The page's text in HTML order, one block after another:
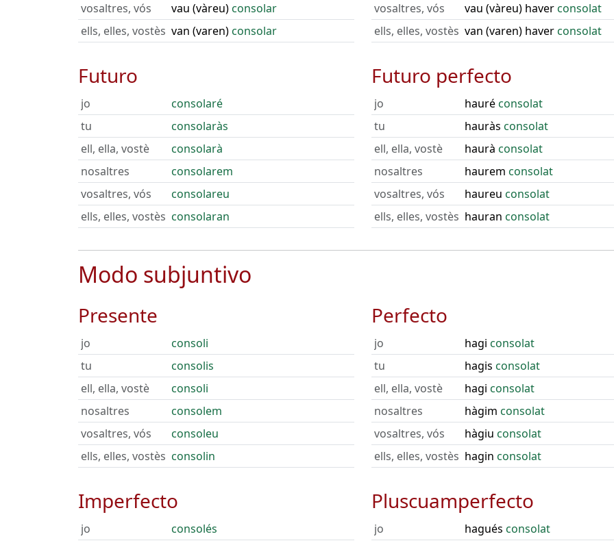
vosaltres, vós
vau (vàreu)consolar
ells, elles, vostès van (varen)consolar
Futuro
jo
consolaré
tu
consolaràs
ell, ella, vostè
consolarà
nosaltres
consolarem
vosaltres, vós
consolareu
ells, elles, vostès consolaran
vosaltres, vós
vau (vàreu) haverconsolat
ells, elles, vostès van (varen) haverconsolat
Futuro perfecto
jo hauréconsolat
tu
hauràs consolat
ell, ella, vostè
haurà consolat
nosaltres
haurem consolat
vosaltres, vós
haureu consolat
ells, elles, vostès hauran consolat
Modo subjuntivo
Presente
jo
consoli
tu
consolis
ell, ella, vostè
consoli
nosaltres
consolem
vosaltres, vós
consoleu
ells, elles, vostès consolin
Imperfecto
jo
consolés
Perfecto
jo hagi consolat
tu
hagis consolat
ell, ella, vostè
hagi consolat
nosaltres
hàgim consolat
vosaltres, vós
hàgiu consolat
ells, elles, vostès hagin consolat
Pluscuamperfecto
jo hagués consolat